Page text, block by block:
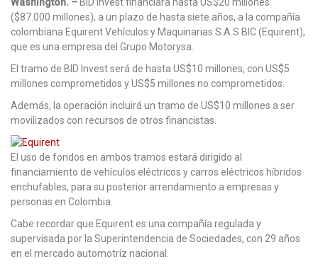
($87.000 millones), a un plazo de hasta siete años, a la compañía
colombiana Equirent Vehículos y Maquinarias S.A.S BIC (Equirent),
que es una empresa del Grupo Motorysa.
El tramo de BID Invest será de hasta US$10 millones, con US$5
millones comprometidos y US$5 millones no comprometidos.
Además, la operación incluirá un tramo de US$10 millones a ser
movilizados con recursos de otros financistas.
El uso de fondos en ambos tramos estará dirigido al
financiamiento de vehículos eléctricos y carros eléctricos híbridos
enchufables, para su posterior arrendamiento a empresas y
personas en Colombia.
Cabe recordar que Equirent es una compañía regulada y
supervisada por la Superintendencia de Sociedades, con 29 años
en el mercado automotriz nacional.